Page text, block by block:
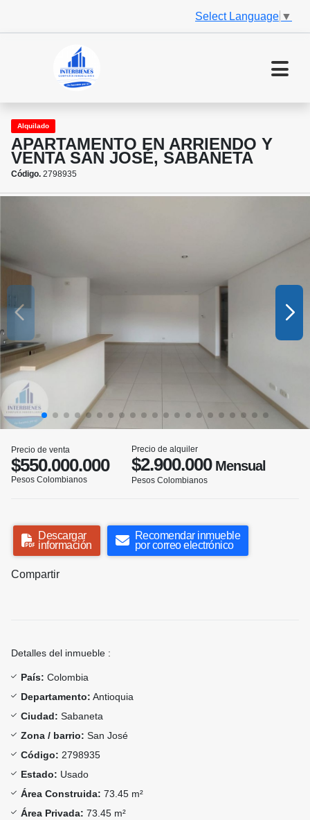
Select Language ▼
Alquilado
APARTAMENTO EN ARRIENDO Y
VENTA SAN JOSÉ, SABANETA
Código. 2798935
Precio de venta
$550.000.000
Pesos Colombianos
Precio de alquiler
$2.900.000Mensual
Pesos Colombianos
Descargar
información
Recomendar inmueble
por correo electrónico
Compartir
Detalles del inmueble :
País: Colombia
Departamento: Antioquia
Ciudad: Sabaneta
Zona / barrio: San José
Código: 2798935
Estado: Usado
Área Construida: 73.45 m²
Área Privada: 73.45 m²